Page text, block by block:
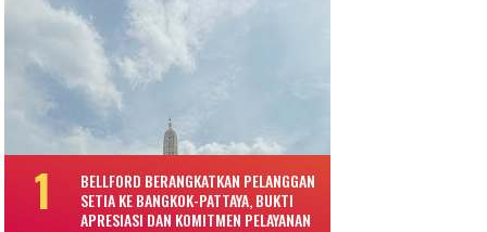
BELLFORD BERANGKATKAN PELANGGAN
SETIA KE BANGKOK-PATTAYA, BUKTI
APRESIASI DAN KOMITMEN PELAYANAN